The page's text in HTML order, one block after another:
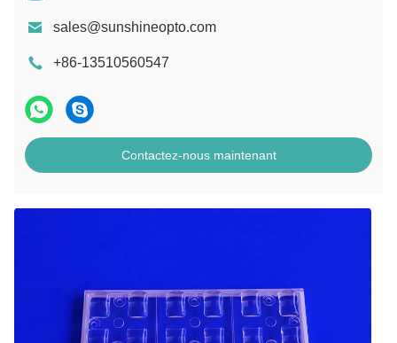
sales@sunshineopto.com
+86-13510560547
Contactez-nous maintenant